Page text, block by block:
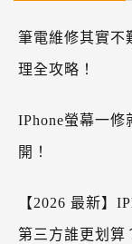
筆電維修其實不
理全攻略！
IPhone螢幕一修
開！
【2026 最新】
第三方誰更划算